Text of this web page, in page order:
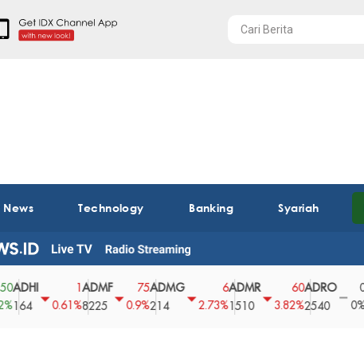
Technology Banking Syariah
0.61%
ADMF
8225
75
0.9%
ADMG
214
2.73%
ADMR
1510
60
3.82%
ADRO
2540
0
0%
AEGS